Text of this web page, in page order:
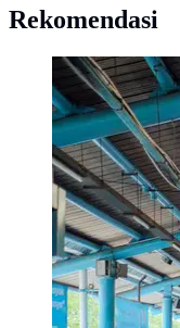
Rekomendasi